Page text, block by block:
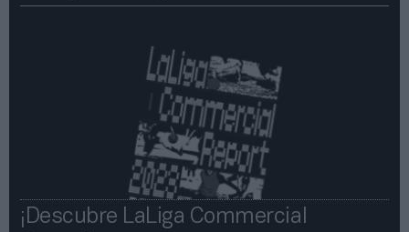
¡Descubre LaLiga Commercial